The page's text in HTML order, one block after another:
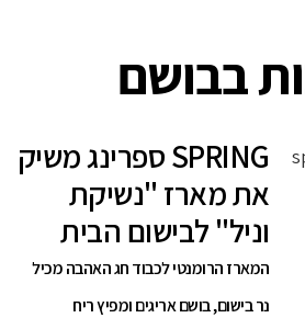
בבושם
SPRING ספרינג משיק
את מארז "נשיקת
וניל" לבישום הבית
המארז הרומנטי לכבוד חג האהבה מכיל
נר בישום, בושם אריגים ומפיץ ריח